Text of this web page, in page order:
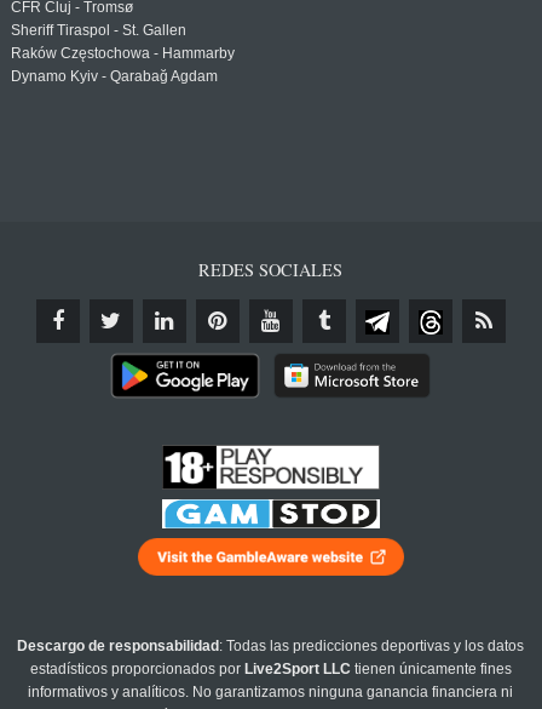
CFR Cluj - Tromsø
Sheriff Tiraspol - St. Gallen
Raków Częstochowa - Hammarby
Dynamo Kyiv - Qarabağ Agdam
REDES SOCIALES
Descargo de responsabilidad : Todas las predicciones deportivas y los datos
estadísticos proporcionados por Live2Sport LLC tienen únicamente fines
informativos y analíticos. No garantizamos ninguna ganancia financiera ni